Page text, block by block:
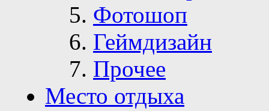
Фотошоп
Геймдизайн
Прочее
Место отдыха